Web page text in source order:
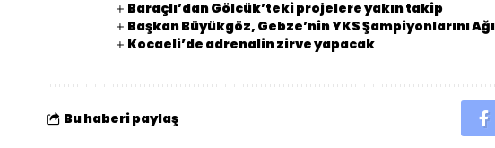
Baraçlı’dan Gölcük’teki projelere yakın takip
Başkan Büyükgöz, Gebze’nin YKS Şampiyonlarını
Kocaeli’de adrenalin zirve yapacak
Bu haberi paylaş